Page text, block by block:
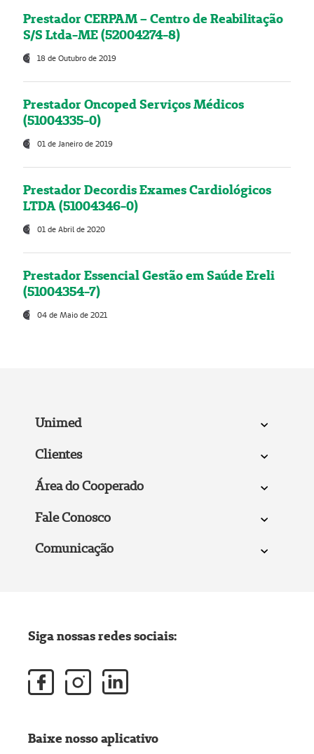
Prestador CERPAM – Centro de Reabilitação
S/S Ltda-ME (52004274-8)
18 de Outubro de 2019
Prestador Oncoped Serviços Médicos
(51004335-0)
01 de Janeiro de 2019
Prestador Decordis Exames Cardiológicos
LTDA (51004346-0)
01 de Abril de 2020
Prestador Essencial Gestão em Saúde Ereli
(51004354-7)
04 de Maio de 2021
Unimed
Clientes
Área do Cooperado
Fale Conosco
Comunicação
Siga nossas redes sociais:
Baixe nosso aplicativo